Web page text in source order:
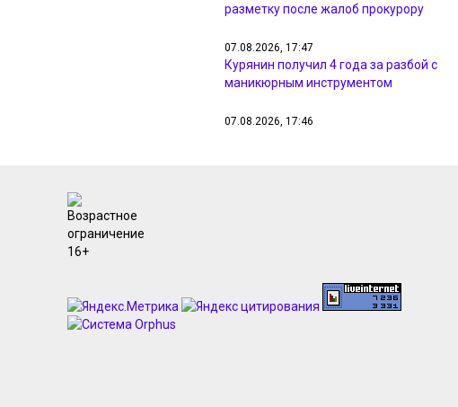
разметку после жалоб прокурору
07.08.2026, 17:47
Курянин получил 4 года за разбой с
маникюрным инструментом
07.08.2026, 17:46
В Курской области ВСУ маскируют
взрывчатку под пакеты из-под сока